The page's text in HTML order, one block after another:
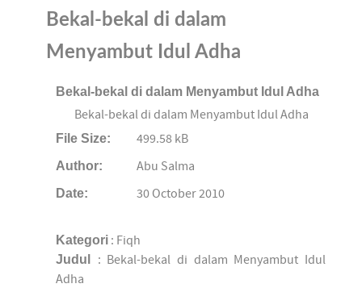
Bekal-bekal di dalam
Menyambut Idul Adha
Bekal-bekal di dalam Menyambut Idul Adha
Bekal-bekal di dalam Menyambut Idul Adha
File Size: 499.58 kB
Author: Abu Salma
Date: 30 October 2010
Kategori : Fiqh
Judul : Bekal-bekal di dalam Menyambut Idul
Adha